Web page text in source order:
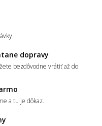
byť?
dopravy
bezdôvodne vrátiť až do
a tu je dôkaz.